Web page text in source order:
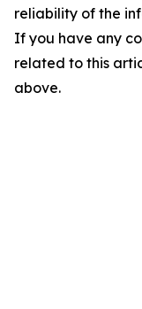
reliability of the
If you have any
related to this
above.